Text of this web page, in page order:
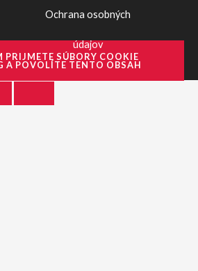
PRIJMETE SÚBORY COOKIE
A POVOLÍTE TENTO OBSAH
Ochrana osobných
údajov